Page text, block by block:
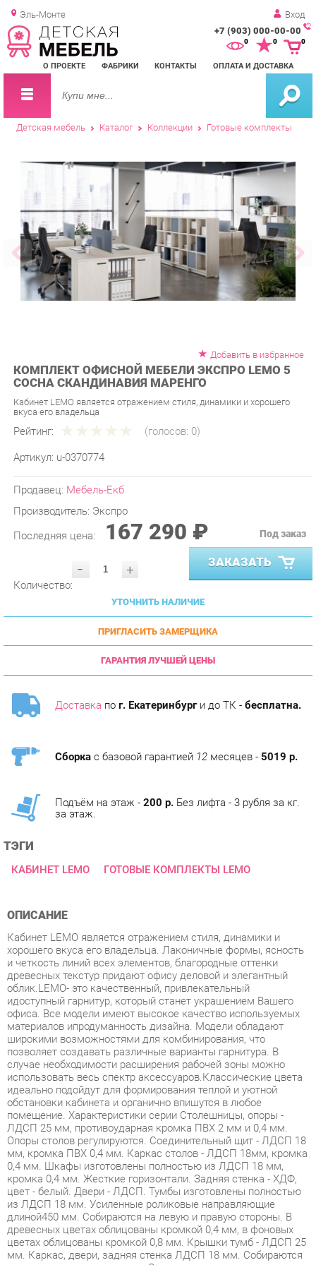
Эль-Монте Вход
+7 (903) 000-00-00
О ПРОЕКТЕ ФАБРИКИ КОНТАКТЫ ОПЛАТА И ДОСТАВКА
0 0
Детская мебель Каталог Коллекции Готовые комплекты
КОМПЛЕКТ ОФИСНОЙ МЕБЕЛИ ЭКСПРО LEMO 5
СОСНА СКАНДИНАВИЯ МАРЕНГО
Кабинет LEMO является отражением стиля, динамики и хорошего
Рейтинг:
Артикул: u-0370774
Производитель:Экспро
Последняя цена: 167 290 ₽
- ЗАКАЗАТЬ
УТОЧНИТЬ НАЛИЧИЕ
ПРИГЛАСИТЬ ЗАМЕРЩИКА
ГАРАНТИЯ ЛУЧШЕЙ ЦЕНЫ
Доставкапог. Екатеринбурги до ТК -бесплатна.
ТЭГИ
хорошего вкуса его владельца. Лаконичные формы, ясность
древесных текстур придают офису деловой и элегантный
облик.LEMO- это качественный, привлекательный
идоступный гарнитур, который станет украшением Вашего
офиса. Все модели имеют высокое качество используемых
материалов ипродуманность дизайна. Модели обладают
широкими возможностями для комбинирования, что
позволяет создавать различные варианты гарнитура. В
случае необходимости расширения рабочей зоны можно
использовать весь спектр аксессуаров.Классические цвета
идеально подойдут для формирования теплой и уютной
обстановки кабинета и органично впишутся в любое
помещение. Характеристики серии Столешницы, опоры -
ЛДСП 25 мм, противоударная кромка ПВХ 2 мм и 0,4 мм.
Опоры столов регулируются. Соединительный щит - ЛДСП 18
мм, кромка ПВХ 0,4 мм. Каркас столов - ЛДСП 18мм, кромка
0,4 мм. Шкафы изготовлены полностью из ЛДСП 18 мм,
кромка 0,4 мм. Жесткие горизонтали. Задняя стенка - ХДФ,
цвет - белый. Двери - ЛДСП. Тумбы изготовлены полностью
из ЛДСП 18 мм. Усиленные роликовые направляющие
длиной450 мм. Собираются на левую и правую стороны. В
древесных цветах облицованы кромкой 0,4 мм, в фоновых
цветах облицованы кромкой 0,8 мм. Крышки тумб - ЛДСП 25
мм. Каркас, двери, задняя стенка ЛДСП 18 мм. Собираются
на левую и правую стороны. Экраны и надставка
изготовлены полностью из ЛДСП 18 мм. В древесных цветах
облицованы кромкой 0,4 мм, в однотонных цветах
облицованы кромкой 0,8 мм.